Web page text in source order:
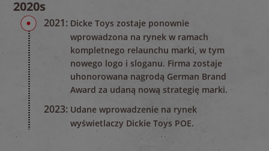
2020s
2021: Dicke Toys zostaje ponownie
wprowadzona na rynek w ramach
kompletnego relaunchu marki, w tym
nowego logo i sloganu. Firma zostaje
uhonorowana nagrodą German Brand
Award za udaną nową strategię marki.
2023: Udane wprowadzenie na rynek
wyświetlaczy Dickie Toys POE.